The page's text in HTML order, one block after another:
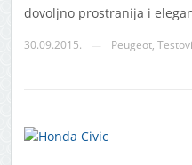
dovoljno prostranija i
30.09.2015. Peugeot, Testovi